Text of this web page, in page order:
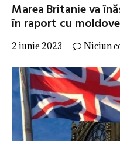
Marea Britanie va
în raport cu
2 iunie 2023 Niciun